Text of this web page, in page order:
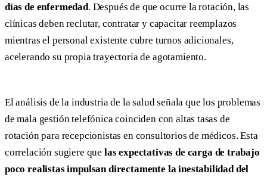
días de enfermedad. Después de que ocurre la rotación, las
clínicas deben reclutar, contratar y capacitar reemplazos
mientras el personal existente cubre turnos adicionales,
acelerando su propia trayectoria de agotamiento.
El análisis de la industria de la salud señala que los problemas
de mala gestión telefónica coinciden con altas tasas de
rotación para recepcionistas en consultorios de médicos. Esta
correlación sugiere que las expectativas de carga de trabajo
poco realistas impulsan directamente la inestabilidad del